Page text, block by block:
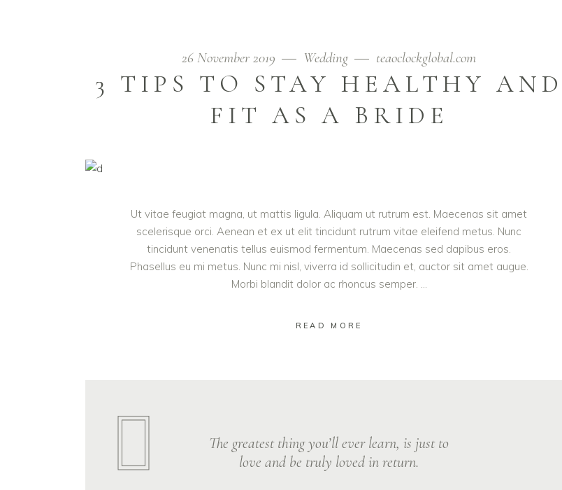
26 November 2019 Wedding teaoclockglobal.com
3 TIPS TO STAY HEALTHY AND
FIT AS A BRIDE
Ut vitae feugiat magna, ut mattis ligula. Aliquam ut rutrum est. Maecenas sit amet
scelerisque orci. Aenean et ex ut elit tincidunt rutrum vitae eleifend metus. Nunc
tincidunt venenatis tellus euismod fermentum. Maecenas sed dapibus eros.
Phasellus eu mi metus. Nunc mi nisl, viverra id sollicitudin et, auctor sit amet augue.
Morbi blandit dolor ac rhoncus semper.
READ MORE
The greatest thing you’ll ever learn, is just to
love and be truly loved in return.